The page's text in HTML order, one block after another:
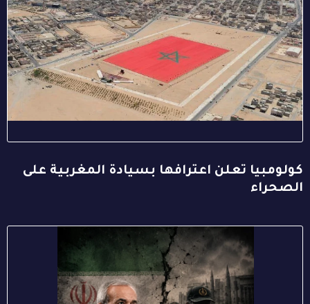
كولومبيا تعلن اعترافها بسيادة المغربية على
الصحراء